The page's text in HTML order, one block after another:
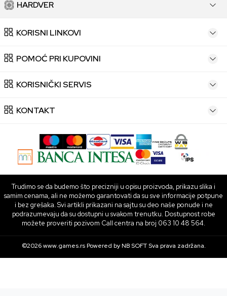
HARDVER
KORISNI LINKOVI
POMOĆ PRI KUPOVINI
KORISNIČKI SERVIS
KONTAKT
Trudimo se da budemo što precizniji u opisu proizvoda, prikazu slika i
samim cenama, ali ne možemo garantovati da su sve informacije potpune
i bez grešaka. Svi artikli prikazani na sajtu su deo naše ponude i ne
podrazumevaju da su dostupni u svakom trenutku. Dostupnost robe
možete proveriti pozivom Call centra na broj 063 10 48 564.
©2026www.games.rs Powered byNB SOFTSva prava zadržana.